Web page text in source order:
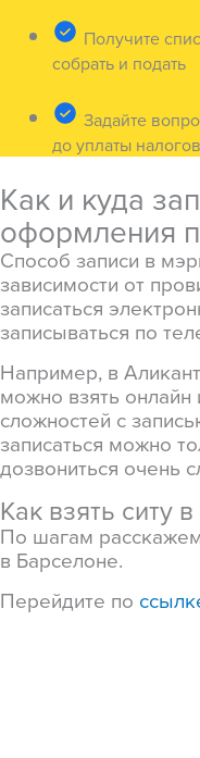
Получите
собрать и подать
Задайте
до уплаты налогов
Как и куда
оформления
Способ записи в
зависимости от
записаться
записываться по
Например, в
можно взять онлайн
сложностей с
записаться можно
дозвониться очень
Как взять ситу
По шагам
в Барселоне.
Перейдите по